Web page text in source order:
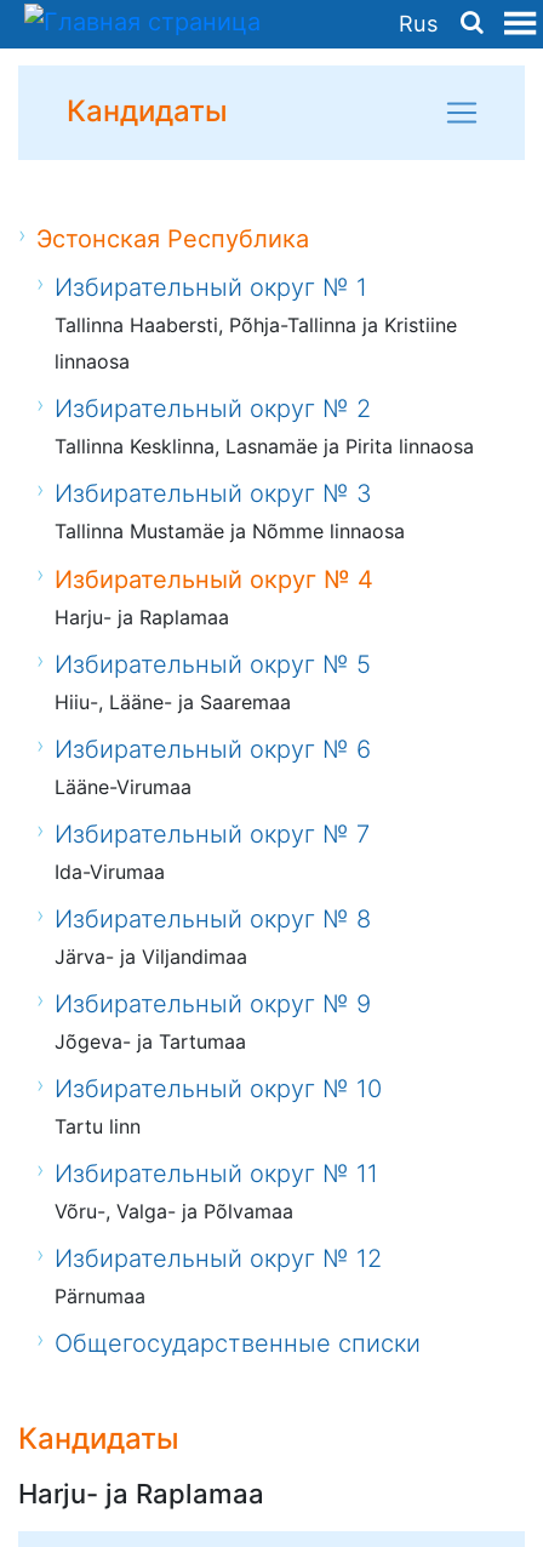
Rus
Кандидаты
Эстонская Республика
Избирательный округ № 1
Tallinna Haabersti, Põhja-Tallinna ja Kristiine
linnaosa
Избирательный округ № 2
Tallinna Kesklinna, Lasnamäe ja Pirita linnaosa
Избирательный округ № 3
Tallinna Mustamäe ja Nõmme linnaosa
Избирательный округ № 4
Harju- ja Raplamaa
Избирательный округ № 5
Hiiu-, Lääne- ja Saaremaa
Избирательный округ № 6
Lääne-Virumaa
Избирательный округ № 7
Ida-Virumaa
Избирательный округ № 8
Järva- ja Viljandimaa
Избирательный округ № 9
Jõgeva- ja Tartumaa
Избирательный округ № 10
Tartu linn
Избирательный округ № 11
Võru-, Valga- ja Põlvamaa
Избирательный округ № 12
Pärnumaa
Общегосударственные списки
Кандидаты
Harju- ja Raplamaa